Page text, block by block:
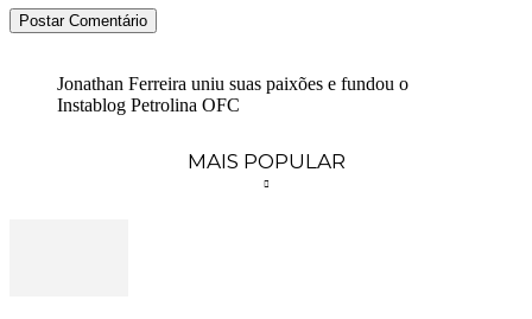
Jonathan Ferreira uniu suas paixões e fundou o
Instablog Petrolina OFC
MAIS POPULAR